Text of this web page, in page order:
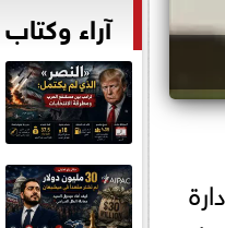
آراء وكتاب